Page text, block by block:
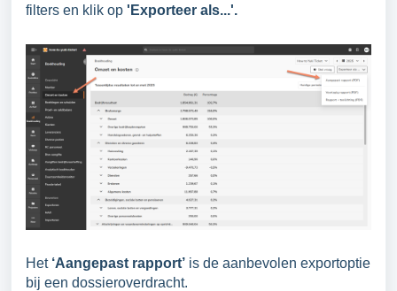
filters en klik op 'Exporteer als...'.
Het ‘Aangepast rapport’ is de aanbevolen exportoptie
bij een dossieroverdracht.